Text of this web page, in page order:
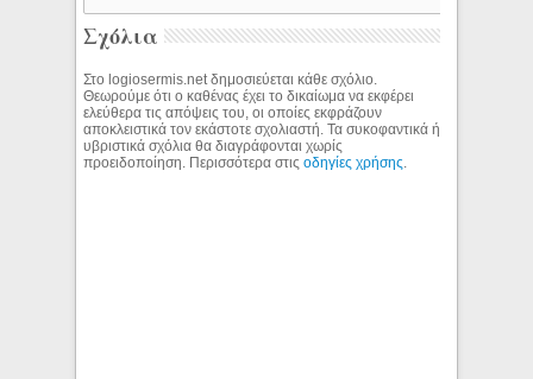
Σχόλια
Στο logiosermis.net δημοσιεύεται κάθε σχόλιο.
Θεωρούμε ότι ο καθένας έχει το δικαίωμα να εκφέρει
ελεύθερα τις απόψεις του, οι οποίες εκφράζουν
αποκλειστικά τον εκάστοτε σχολιαστή. Τα συκοφαντικά ή
υβριστικά σχόλια θα διαγράφονται χωρίς
προειδοποίηση. Περισσότερα στιςοδηγίες χρήσης